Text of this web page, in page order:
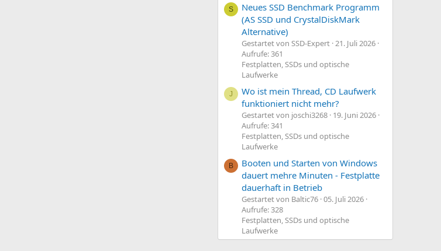
S
Neues SSD Benchmark Programm
(AS SSD und CrystalDiskMark
Alternative)
Gestartet von SSD-Expert 21. Juli 2026
Aufrufe: 361
Festplatten, SSDs und optische
Laufwerke
J
Wo ist mein Thread, CD Laufwerk
funktioniert nicht mehr?
Gestartet von joschi3268 19. Juni 2026
Aufrufe: 341
Festplatten, SSDs und optische
Laufwerke
B
Booten und Starten von Windows
dauert mehre Minuten - Festplatte
dauerhaft in Betrieb
Gestartet von Baltic76 05. Juli 2026
Aufrufe: 328
Festplatten, SSDs und optische
Laufwerke